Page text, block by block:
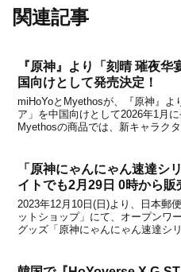
関連記事
『原神』より「刻晴 璀夜
国向けとして発売決定！
miHoYoとMyethosが、『原神』よ
ア」を中国向けとして2026年1月
Myethosの商品では、新キャラク
「原神にゃんにゃん速達シ
イトでも2月29日 0時から販
2023年12月10日(日)より、日本郵
ットショップ」にて、オープンワ
グッズ「原神にゃんにゃん速達シ